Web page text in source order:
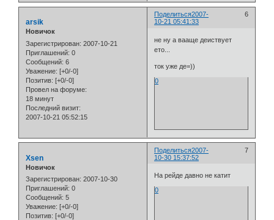
Поделиться 6
2007-
10-21 05:41:33
arsik
Новичок
Зарегистрирован: 2007-10-21
Приглашений: 0
Сообщений: 6
Уважение: [+0/-0]
Позитив: [+0/-0]
Провел на форуме:
18 минут
Последний визит:
2007-10-21 05:52:15
не ну а вааще деиствует
ето...
ток уже де=))
0
Поделиться 7
2007-
10-30 15:37:52
Xsen
Новичок
Зарегистрирован: 2007-10-30
Приглашений: 0
Сообщений: 5
Уважение: [+0/-0]
Позитив: [+0/-0]
На рейде давно не катит
0